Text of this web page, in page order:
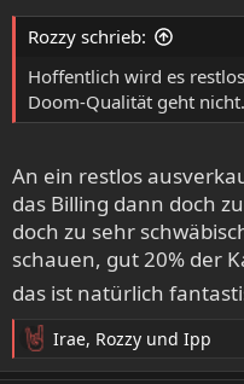
3-mal über 33 Jahre
EIN JAHRHUNDERT
Das wird ein Fest, von
Abend vereint - die
DAWN OF WINTER
Metal Institution aus
September 1990 unter
(SACRED STEEL), war es
SAINT VITUS,
Allgemeinen zu huldigen.
(SACRED STEEL) dann
der es Gerrit
Rozzy schrieb:
Hoffentlich wird es
Doom-Qualität geht nicht.
An ein restlos
das Billing dann doch
doch zu sehr
schauen, gut 20% der
das ist natürlich
R
e
Irae, Rozzy und Ipp